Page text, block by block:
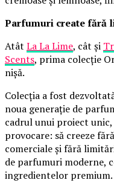
Parfumuri create fără
Atât La La Lime, cât și
Scents, prima colecție
nișă.
Colecția a fost
noua generație de
cadrul unui proiect
provocare: să creeze
comerciale și fără
de parfumuri moderne,
ingredientelor premium.